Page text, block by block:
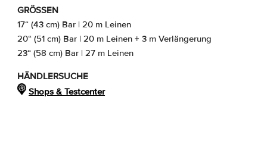
GRÖSSEN
17“ (43 cm) Bar | 20 m Leinen
20“ (51 cm) Bar | 20 m Leinen + 3 m Verlängerung
23“ (58 cm) Bar | 27 m Leinen
HÄNDLERSUCHE
Shops & Testcenter